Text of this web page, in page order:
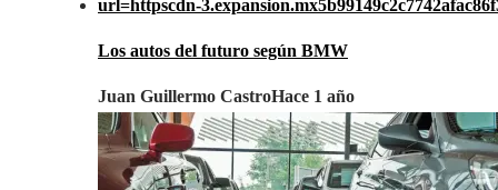
Los autos del futuro según BMW
Juan Guillermo CastroHace 1 año